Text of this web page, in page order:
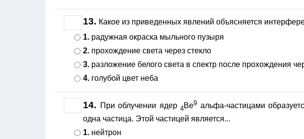
13. Какое из приведенных явлений объясняется
1. радужная окраска мыльного пузыря
2. прохождение света через стекло
3. разложение белого света в спектр после прохождения
4. голубой цвет неба
14. При облучении ядер 4Ве9 альфа-частицами
одна частица. Этой частицей является...
1. нейтрон